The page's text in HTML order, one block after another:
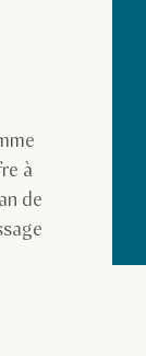
à
de